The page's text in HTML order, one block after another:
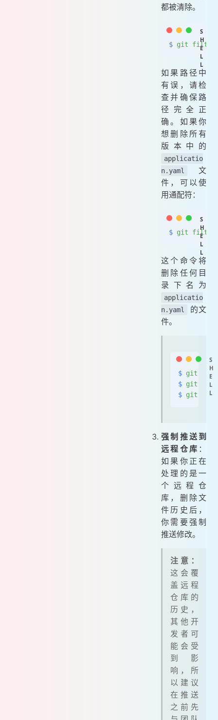
都被清除。
$ git filter-
如果路径中
有误，请检
查并确保路
径完全正
确。如果你
想删除所有
版本中的
applicatio
n.yaml
文
件，可以使
用通配符：
$ git filter-
这个命令将
删除任何目
录下名为
applicatio
n.yaml
的文
件。
$ git
$ git
$ git
强制推送到
远程仓库 ：
如果你正在
处理的是一
个远程仓
库，删除文
件历史后，
你需要强制
推送修改。
注意：
这会覆
盖远程
仓库的
历史，
其他开
发者可
能会受
到影
响，所
以建议
在推送
之前先